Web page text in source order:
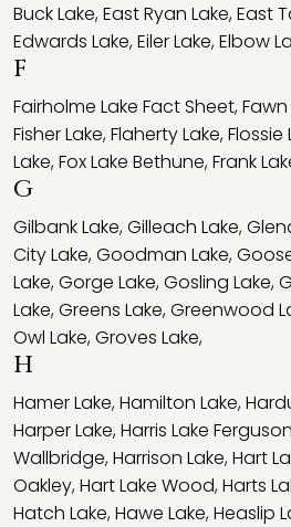
Buck Lake,East Ryan Lake,East
Edwards Lake,Eiler Lake,Elbow
F
Fairholme Lake Fact Sheet,
Fisher Lake,Flaherty Lake,Flossie
Lake,Fox Lake Bethune,Frank
G
Gilbank Lake,Gilleach Lake,
City Lake,Goodman Lake,
Lake,Gorge Lake,Gosling Lake,
Lake,Greens Lake,Greenwood
Owl Lake,Groves Lake,
H
Hamer Lake,Hamilton Lake,
Harper Lake,Harris Lake Ferguson
Wallbridge,Harrison Lake,Hart
Oakley,Hart Lake Wood,Harts
Hatch Lake,Hawe Lake,Heaslip